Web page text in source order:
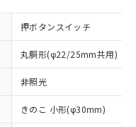
押ボタンスイッチ
丸胴形(φ22/25mm共用)
非照光
きのこ 小形(φ30mm)